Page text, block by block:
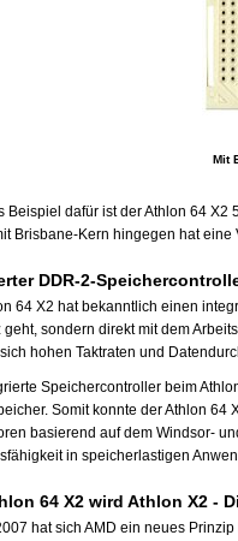
Mit
Beispiel dafür ist der Athlon 64
Brisbane-Kern hingegen hat eine
DDR-2-
64 X2 hat bekanntlich einen
geht, sondern direkt mit dem
hohen Taktraten und
Speichercontroller beim
Somit konnte der Athlon 64
basierend auf dem Windsor-
in speicherlastigen
64 X2 wird Athlon X2 -
hat sich AMD ein neues